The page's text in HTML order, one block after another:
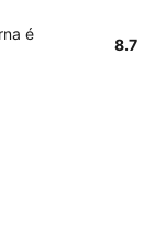
é
8.7